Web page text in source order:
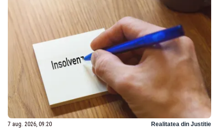
7 aug. 2026, 09:20 Realitatea din Justitie